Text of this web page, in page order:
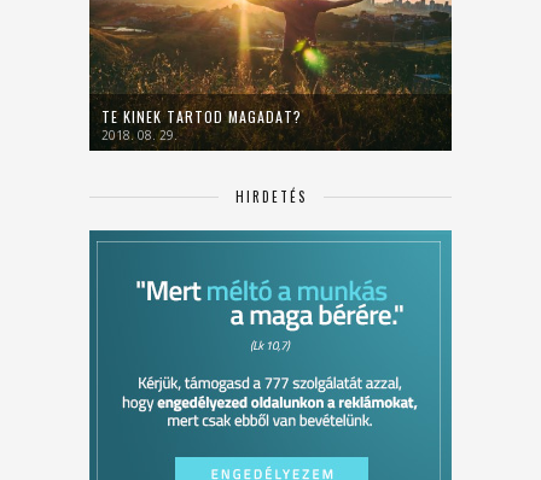
TE KINEK TARTOD MAGADAT?
2018. 08. 29.
HIRDETÉS